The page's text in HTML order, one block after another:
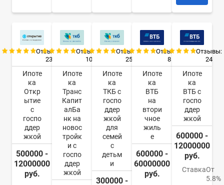
Отзывы:
23
Ипоте
ка
Откр
ытие
с
госпо
ддер
жкой
500000 -
12000000
руб.
Отзывы:
10
Ипоте
ка
Транс
Капит
алБа
нк на
новос
тройк
и с
госпо
ддер
жкой
Отзывы:
25
Ипоте
ка
ТКБ с
госпо
ддер
жкой
для
семей
с
детьм
и
300000 -
Отзывы:
8
Ипоте
ка
ВТБ
на
втори
чное
жиль
е
600000 -
60000000
руб.
Отзывы:
24
Ипоте
ка
ВТБ с
госпо
ддер
жкой
600000 -
12000000
руб.
СтавкаОт
5.8%